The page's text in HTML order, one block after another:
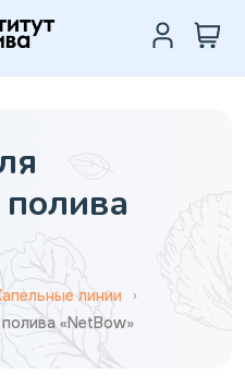
линии
«NetBow»